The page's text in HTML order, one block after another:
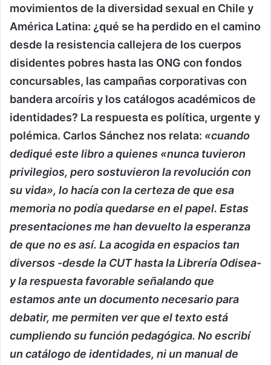
movimientos de la diversidad sexual en Chile y
América Latina: ¿qué se ha perdido en el camino
desde la resistencia callejera de los cuerpos
disidentes pobres hasta las ONG con fondos
concursables, las campañas corporativas con
bandera arcoíris y los catálogos académicos de
identidades? La respuesta es política, urgente y
polémica. Carlos Sánchez nos relata: «cuando
dediqué este libro a quienes «nunca tuvieron
privilegios, pero sostuvieron la revolución con
su vida», lo hacía con la certeza de que esa
memoria no podía quedarse en el papel. Estas
presentaciones me han devuelto la esperanza
de que no es así. La acogida en espacios tan
diversos -desde la CUT hasta la Librería Odisea-
y la respuesta favorable señalando que
estamos ante un documento necesario para
debatir, me permiten ver que el texto está
cumpliendo su función pedagógica. No escribí
un catálogo de identidades, ni un manual de